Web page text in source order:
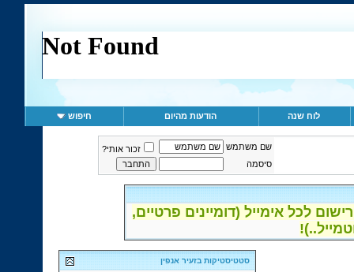
לוח שנה הודעות מהיום חיפוש
שם משתמש
זכור אותי?
סיסמה
לכל אימייל (דומיינים פרטיים,
סטטיסטיקות בזעיר אנפין